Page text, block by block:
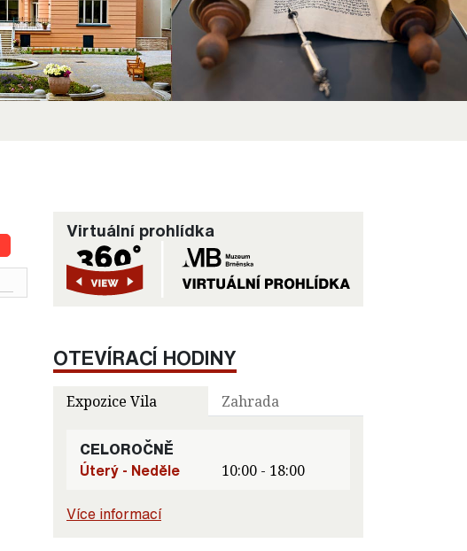
Virtuální prohlídka
OTEVÍRACÍ HODINY
Expozice Vila Zahrada
CELOROČNĚ
Úterý - Neděle
10:00 - 18:00
Více informací